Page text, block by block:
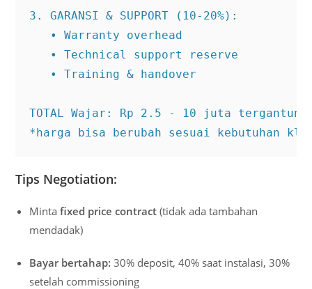
3. GARANSI & SUPPORT (10-20%):
   • Warranty overhead
   • Technical support reserve
   • Training & handover
TOTAL Wajar: Rp 2.5 - 10 juta
*harga bisa berubah sesuai kebutuhan
Tips Negotiation:
Mintafixed price contract (tidak ada tambahan
mendadak)
Bayar bertahap: 30% deposit, 40% saat instalasi, 30%
setelah commissioning